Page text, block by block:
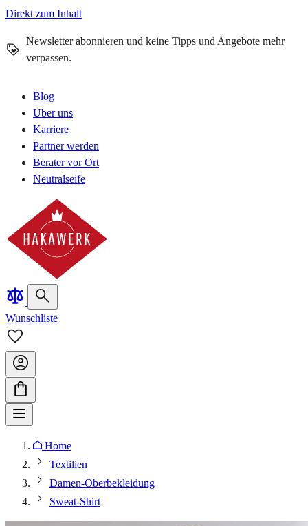
Direkt zum Inhalt
Newsletter abonnieren und keine Tipps und Angebote mehr
verpassen.
Blog
Über uns
Karriere
Partner werden
Berater vor Ort
Neutralseife
Wunschliste
Home
Textilien
Damen-Oberbekleidung
Sweat-Shirt